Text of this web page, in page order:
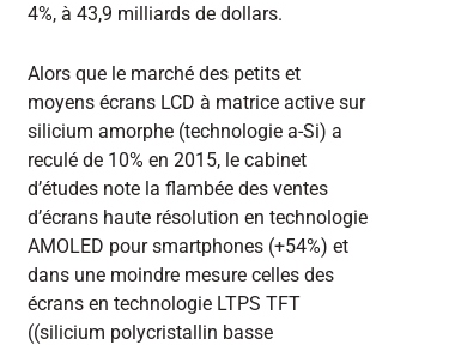
4%, à 43,9 milliards de dollars.
Alors que le marché des petits et
moyens écrans LCD à matrice active sur
silicium amorphe (technologie a-Si) a
reculé de 10% en 2015, le cabinet
d’études note la flambée des ventes
d’écrans haute résolution en technologie
AMOLED pour smartphones (+54%) et
dans une moindre mesure celles des
écrans en technologie LTPS TFT
((silicium polycristallin basse